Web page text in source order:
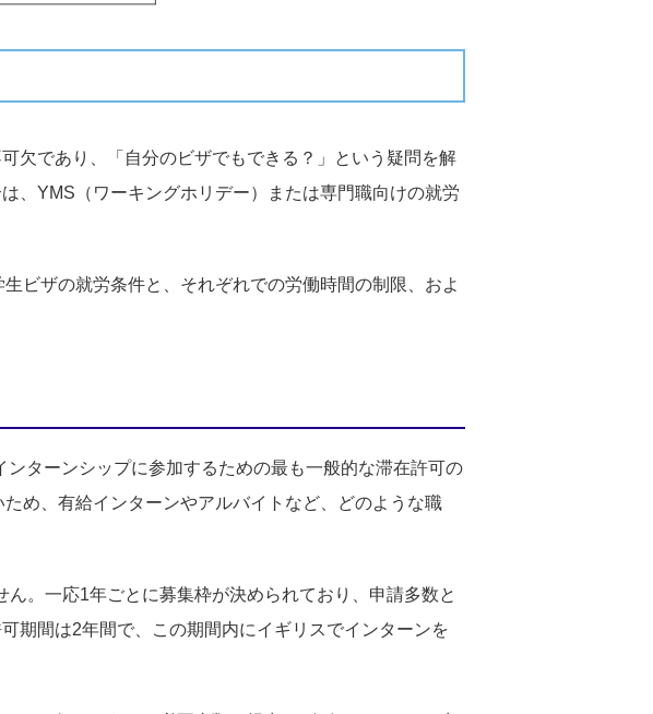
欠であり、「自分のビザでもできる？」という疑問を解
、YMS（ワーキングホリデー）または専門職向けの就労
ビザの就労条件と、それぞれでの労働時間の制限、およ
ターンシップに参加するための最も一般的な滞在許可の
め、有給インターンやアルバイトなど、どのような職
。一応1年ごとに募集枠が決められており、申請多数と
期間は2年間で、この期間内にイギリスでインターンを